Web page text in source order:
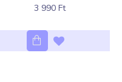
3 990 Ft